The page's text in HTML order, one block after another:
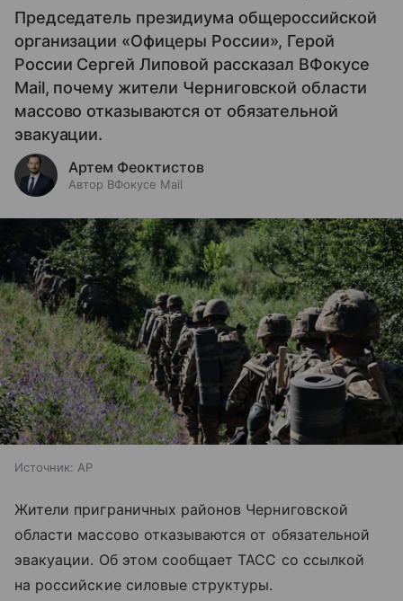
Председатель президиума общероссийской
организации «Офицеры России», Герой
России Сергей Липовой рассказал ВФокусе
Mail, почему жители Черниговской области
массово отказываются от обязательной
эвакуации.
Артем Феоктистов
Автор ВФокусе Mail
Источник: AP
Жители приграничных районов Черниговской
области массово отказываются от обязательной
эвакуации. Об этом сообщает ТАСС со ссылкой
на российские силовые структуры.